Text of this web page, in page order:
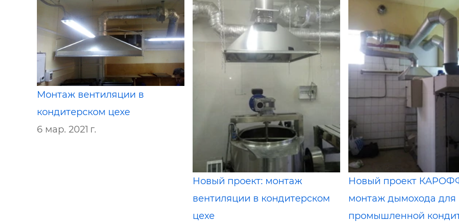
Монтаж вентиляции в
кондитерском цехе
6 мар. 2021 г.
Новый проект: монтаж
вентиляции в кондитерском
цехе
Новый проект
монтаж дымохода для
промышленной